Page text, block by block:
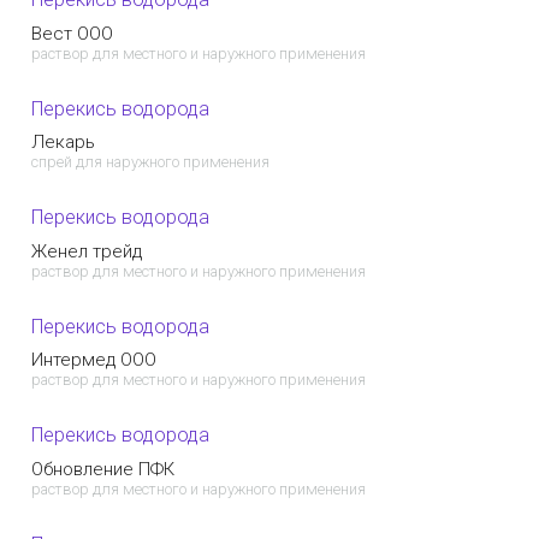
Вест ООО
раствор для местного и наружного применения
Перекись водорода
Лекарь
спрей для наружного применения
Перекись водорода
Женел трейд
раствор для местного и наружного применения
Перекись водорода
Интермед ООО
раствор для местного и наружного применения
Перекись водорода
Обновление ПФК
раствор для местного и наружного применения